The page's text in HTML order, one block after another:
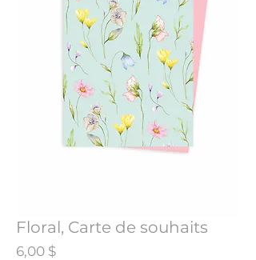
Floral, Carte de souhaits
6,00 $Prix